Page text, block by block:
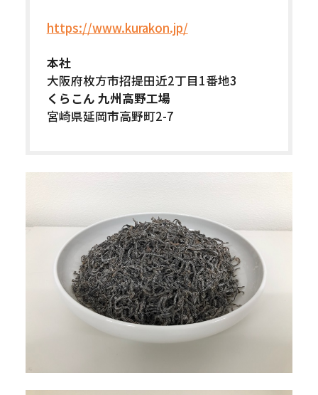
https://www.kurakon.jp/
本社
大阪府枚方市招提田近2丁目1番地3
くらこん 九州高野工場
宮崎県延岡市高野町2-7